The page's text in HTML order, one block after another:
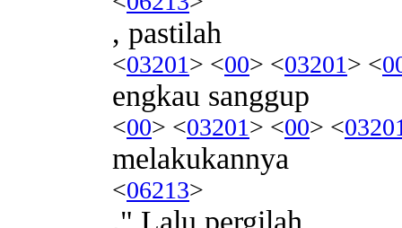
, pastilah
<03201> <00> <03201> <
engkau sanggup
<00> <03201> <00> <
melakukannya
<06213>
." Lalu pergilah